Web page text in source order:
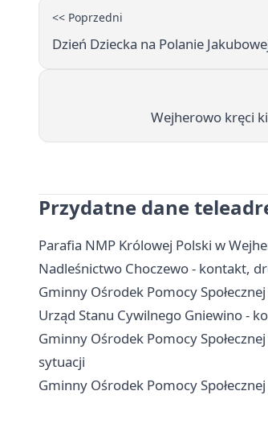
<< Poprzedni
Dzień Dziecka na Polanie
Wejherowo kręci
Przydatne dane
Parafia NMP Królowej Polski w
Nadleśnictwo Choczewo - kontakt,
Gminny Ośrodek Pomocy
Urząd Stanu Cywilnego Gniewino -
Gminny Ośrodek Pomocy
sytuacji
Gminny Ośrodek Pomocy